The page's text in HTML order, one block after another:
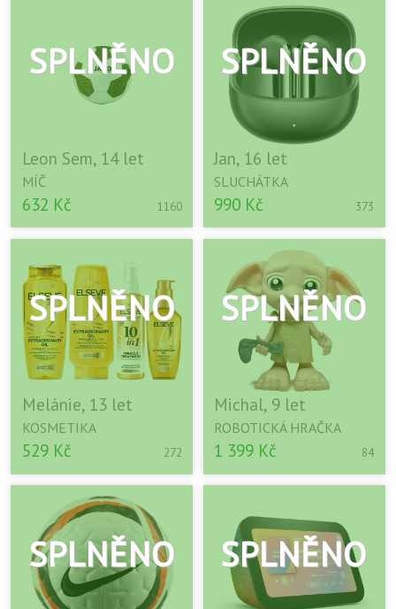
Leon Sem, 14 let
MÍČ
632 Kč 1160
Jan, 16 let
SLUCHÁTKA
990 Kč 373
Melánie, 13 let
KOSMETIKA
529 Kč 272
Michal, 9 let
ROBOTICKÁ HRAČKA
1 399 Kč 84